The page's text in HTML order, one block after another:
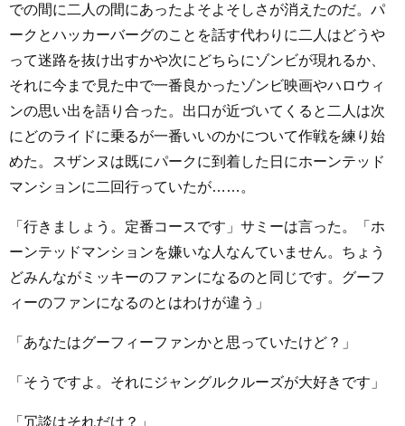
での間に二人の間にあったよそよそしさが消えたのだ。パ
ークとハッカーバーグのことを話す代わりに二人はどうや
って迷路を抜け出すかや次にどちらにゾンビが現れるか、
それに今まで見た中で一番良かったゾンビ映画やハロウィ
ンの思い出を語り合った。出口が近づいてくると二人は次
にどのライドに乗るが一番いいのかについて作戦を練り始
めた。スザンヌは既にパークに到着した日にホーンテッド
マンションに二回行っていたが……。
「行きましょう。定番コースです」サミーは言った。「ホ
ーンテッドマンションを嫌いな人なんていません。ちょう
どみんながミッキーのファンになるのと同じです。グーフ
ィーのファンになるのとはわけが違う」
「あなたはグーフィーファンかと思っていたけど？」
「そうですよ。それにジャングルクルーズが大好きです」
「冗談はそれだけ？」